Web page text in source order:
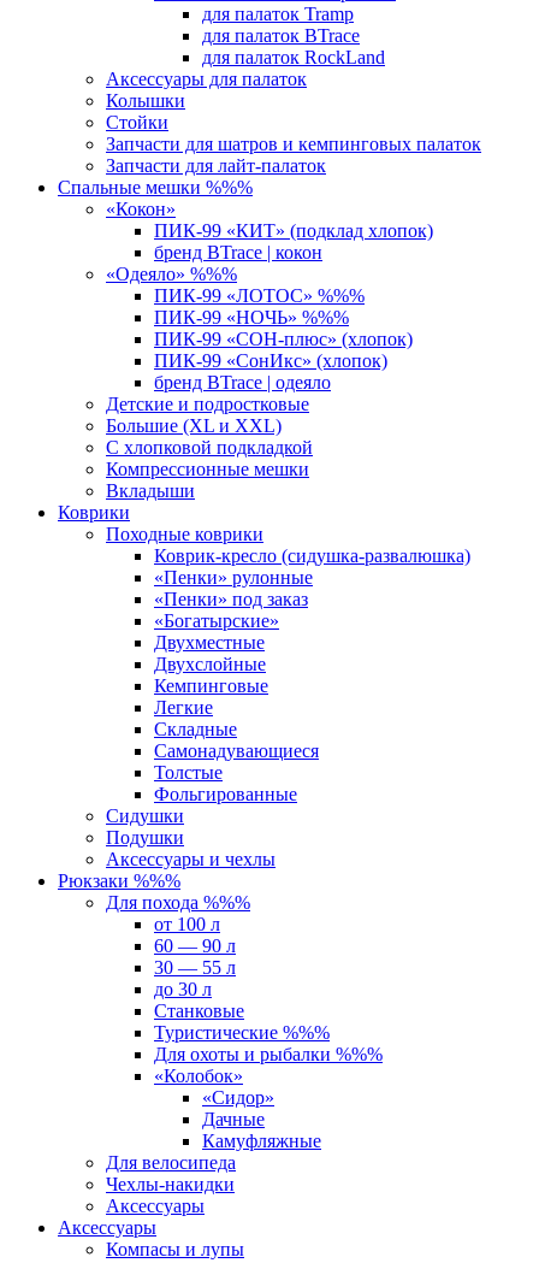
для палаток Tramp
для палаток BTrace
для палаток RockLand
Аксессуары для палаток
Колышки
Стойки
Запчасти для шатров и кемпинговых палаток
Запчасти для лайт-палаток
Спальные мешки %%%
«Кокон»
ПИК-99 «КИТ» (подклад хлопок)
бренд BTrace | кокон
«Одеяло» %%%
ПИК-99 «ЛОТОС» %%%
ПИК-99 «НОЧЬ» %%%
ПИК-99 «СОН-плюс» (хлопок)
ПИК-99 «СонИкс» (хлопок)
бренд BTrace | одеяло
Детские и подростковые
Большие (XL и XXL)
С хлопковой подкладкой
Компрессионные мешки
Вкладыши
Коврики
Походные коврики
Коврик-кресло (сидушка-развалюшка)
«Пенки» рулонные
«Пенки» под заказ
«Богатырские»
Двухместные
Двухслойные
Кемпинговые
Легкие
Складные
Самонадувающиеся
Толстые
Фольгированные
Сидушки
Подушки
Аксессуары и чехлы
Рюкзаки %%%
Для похода %%%
от 100 л
60 — 90 л
30 — 55 л
до 30 л
Станковые
Туристические %%%
Для охоты и рыбалки %%%
«Колобок»
«Сидор»
Дачные
Камуфляжные
Для велосипеда
Чехлы-накидки
Аксессуары
Аксессуары
Компасы и лупы